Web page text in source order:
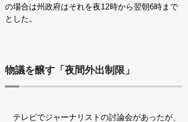
の場合は州政府はそれを夜12時から翌朝6時まで
とした。
物議を醸す「夜間外出制限」
テレビでジャーナリストの討論会があったが、